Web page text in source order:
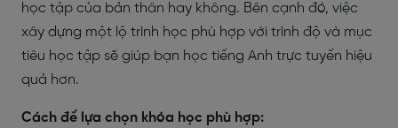
học tập của bản thân hay không. Bên cạnh đó, việc
xây dựng một lộ trình học phù hợp với trình độ và mục
tiêu học tập sẽ giúp bạn học tiếng Anh trực tuyến hiệu
quả hơn.
Cách để lựa chọn khóa học phù hợp: